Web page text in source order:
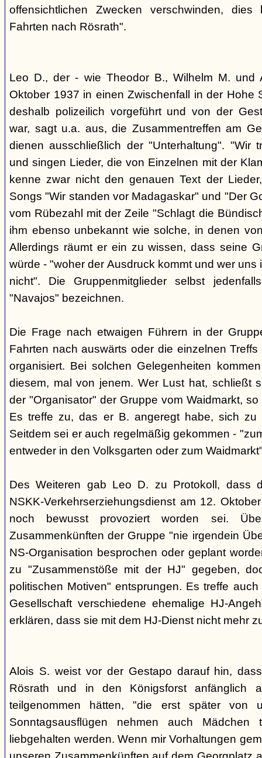
offensichtlichen Zwecken verschwinden,
Fahrten nach Rösrath".
Leo D., der - wie Theodor B., Wilhelm M. und
Oktober 1937 in einen Zwischenfall in der Hohe
deshalb polizeilich vorgeführt und von der
war, sagt u.a. aus, die Zusammentreffen am
dienen ausschließlich der "Unterhaltung". "Wir
und singen Lieder, die von Einzelnen mit der
kenne zwar nicht den genauen Text der
Songs "Wir standen vor Madagaskar" und "Der
vom Rübezahl mit der Zeile "Schlagt die
ihm ebenso unbekannt wie solche, in denen
Allerdings räumt er ein zu wissen, dass seine
würde - "woher der Ausdruck kommt und wer
nicht". Die Gruppenmitglieder selbst
"Navajos" bezeichnen.
Die Frage nach etwaigen Führern in der
Fahrten nach auswärts oder die einzelnen
organisiert. Bei solchen Gelegenheiten
diesem, mal von jenem. Wer Lust hat, schließt
der "Organisator" der Gruppe vom Waidmarkt,
Es treffe zu, das er B. angeregt habe, sich zu
Seitdem sei er auch regelmäßig gekommen -
entweder in den Volksgarten oder zum
Des Weiteren gab Leo D. zu Protokoll, dass
NSKK-Verkehrserziehungsdienst am 12.
noch bewusst provoziert worden sei.
Zusammenkünften der Gruppe "nie irgendein
NS-Organisation besprochen oder geplant
zu "Zusammenstöße mit der HJ" gegeben,
politischen Motiven" entsprungen. Es treffe
Gesellschaft verschiedene ehemalige HJ-
erklären, dass sie mit dem HJ-Dienst nicht mehr
Alois S. weist vor der Gestapo darauf hin,
Rösrath und in den Königsforst anfänglich
teilgenommen hätten, "die erst später von
Sonntagsausflügen nehmen auch
liebgehalten werden. Wenn mir Vorhaltungen